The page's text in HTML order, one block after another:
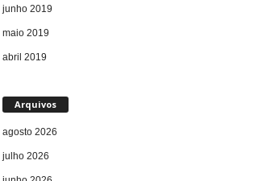
junho 2019
maio 2019
abril 2019
Arquivos
agosto 2026
julho 2026